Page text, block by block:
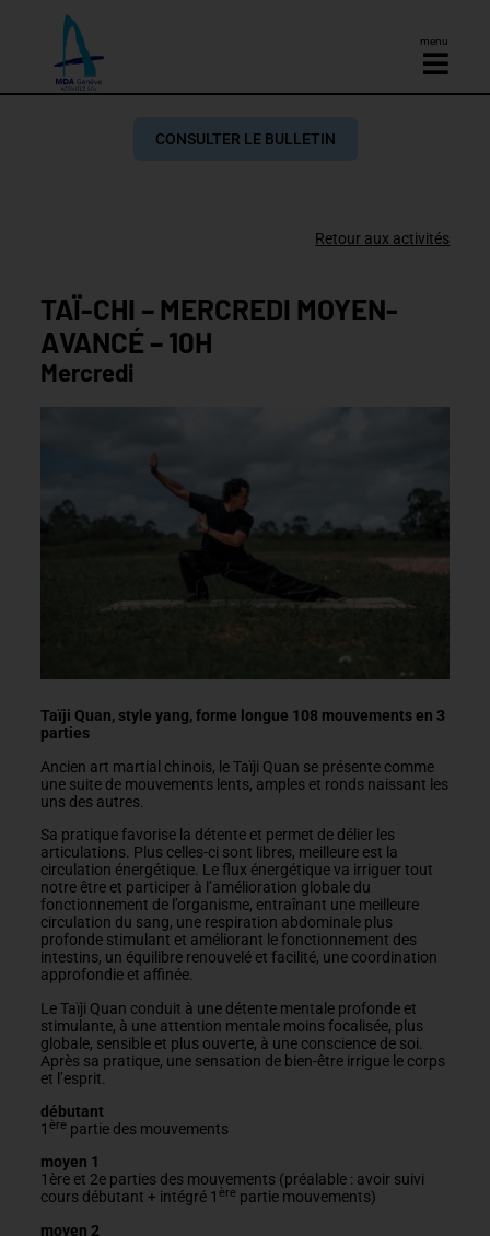
menu
CONSULTER LE BULLETIN
Retour aux activités
TAÏ-CHI – MERCREDI MOYEN-
AVANCÉ – 10H
Mercredi
Taïji Quan, style yang, forme longue 108 mouvements en 3
parties
Ancien art martial chinois, le Taïji Quan se présente comme
une suite de mouvements lents, amples et ronds naissant les
uns des autres.
Sa pratique favorise la détente et permet de délier les
articulations. Plus celles-ci sont libres, meilleure est la
circulation énergétique. Le flux énergétique va irriguer tout
notre être et participer à l’amélioration globale du
fonctionnement de l’organisme, entraînant une meilleure
circulation du sang, une respiration abdominale plus
profonde stimulant et améliorant le fonctionnement des
intestins, un équilibre renouvelé et facilité, une coordination
approfondie et affinée.
Le Taïji Quan conduit à une détente mentale profonde et
stimulante, à une attention mentale moins focalisée, plus
globale, sensible et plus ouverte, à une conscience de soi.
Après sa pratique, une sensation de bien-être irrigue le corps
et l’esprit.
débutant
1 ère partie des mouvements
moyen 1
1ère et 2e parties des mouvements (préalable : avoir suivi
cours débutant + intégré 1 ère partie mouvements)
moyen 2